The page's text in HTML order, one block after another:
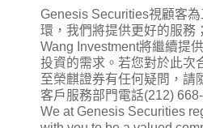
Genesis Securities視顧客
環，我們將提供更好的服務
Wang Investment將繼續提
投資的需求。若您對於此次
至榮麒證券有任何疑問，請
客戶服務部門電話(212)
We at Genesis Securities